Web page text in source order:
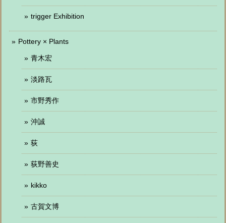
trigger Exhibition
Pottery × Plants
青木宏
淡路瓦
市野秀作
沖誠
荻
荻野善史
kikko
古賀文博